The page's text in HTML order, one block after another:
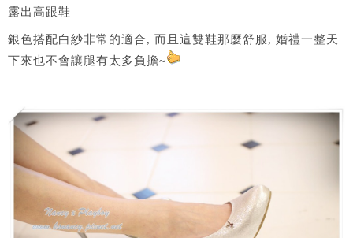
露出高跟鞋
銀色搭配白紗非常的適合, 而且這雙鞋那麼舒服, 婚禮一整天
下來也不會讓腿有太多負擔~